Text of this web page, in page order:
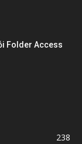
Folder Access
238